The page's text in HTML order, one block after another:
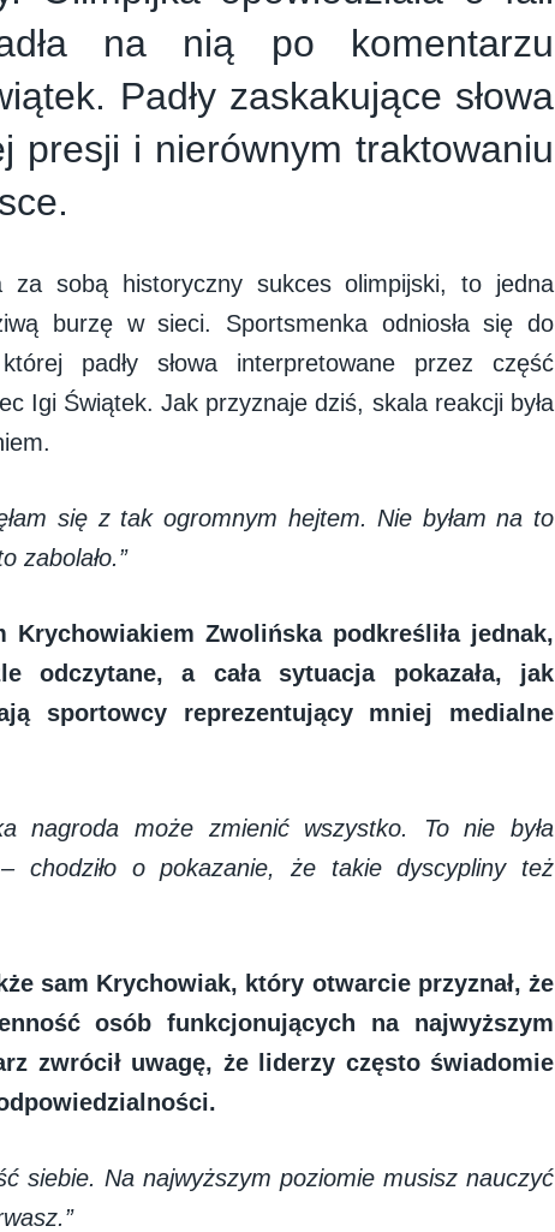
na nią po komentarzu
Padły zaskakujące słowa
presji i nierównym traktowaniu
za sobą historyczny sukces olimpijski, to jedna
burzę w sieci. Sportsmenka odniosła się do
padły słowa interpretowane przez część
Igi Świątek. Jak przyznaje dziś, skala reakcji była
się z tak ogromnym hejtem. Nie byłam na to
zabolało.”
Krychowiakiem Zwolińska podkreśliła jednak,
odczytane, a cała sytuacja pokazała, jak
sportowcy reprezentujący mniej medialne
nagroda może zmienić wszystko. To nie była
chodziło o pokazanie, że takie dyscypliny też
sam Krychowiak, który otwarcie przyznał, że
osób funkcjonujących na najwyższym
zwrócił uwagę, że liderzy często świadomie
siebie. Na najwyższym poziomie musisz nauczyć